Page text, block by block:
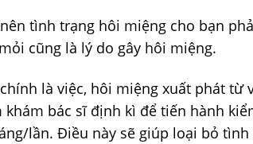
tình trạng hôi miệng cho bạn
cũng là lý do gây hôi miệng.
là việc, hôi miệng xuất phát từ
bác sĩ định kì để tiến hành
lần. Điều này sẽ giúp loại bỏ